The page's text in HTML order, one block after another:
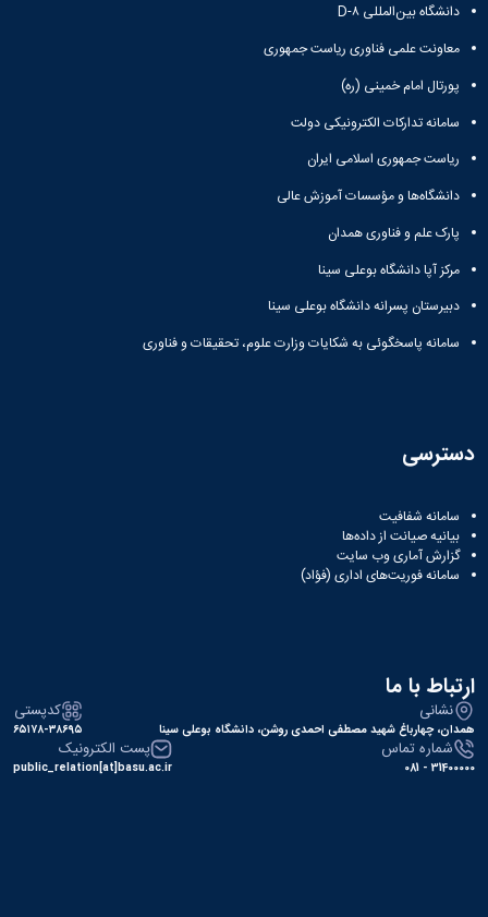
دانشگاه بین‌المللی D-۸
معاونت علمی فناوری ریاست جمهوری
پورتال امام خمینی (ره)
سامانه تدارکات الکترونیکی دولت
ریاست جمهوری اسلامی ایران
دانشگاه‌ها و مؤسسات آموزش عالی
پارک علم و فناوری همدان
مرکز آپا دانشگاه بوعلی سینا
دبیرستان پسرانه دانشگاه بوعلی سینا
سامانه پاسخگوئی به شکایات وزارت علوم، تحقیقات و فناوری
دسترسی
سامانه شفافیت
بیانیه صیانت از داده‌ها
گزارش آماری وب‌ سایت
سامانه فوریت‌های اداری (فؤاد)
ارتباط با ما
نشانی
همدان، چهارباغ شهید مصطفی احمدی روشن، دانشگاه بوعلی سینا
کدپستی
۶۵۱۷۸-۳۸۶۹۵
شماره تماس
31400000 - 081
پست الکترونیک
public_relation[at]basu.ac.ir